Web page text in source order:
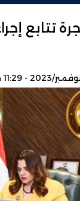
تتابع